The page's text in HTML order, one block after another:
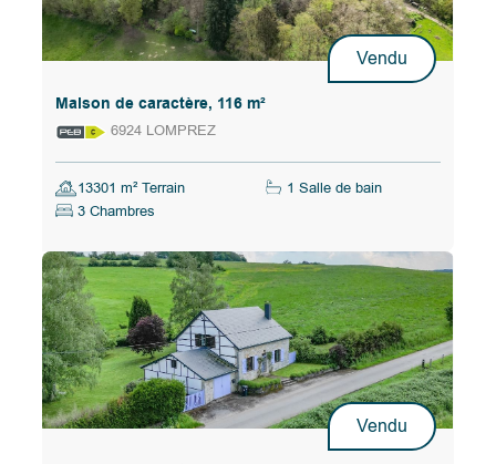
Vendu
Maison de caractère, 116 m²
6924 LOMPREZ
13301 m² Terrain
1 Salle de bain
3 Chambres
Vendu